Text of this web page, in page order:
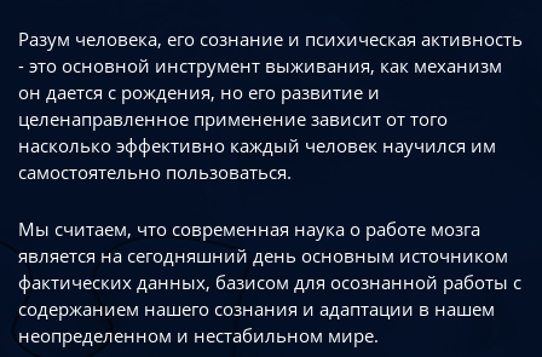
Разум человека, его сознание и психическая активность
- это основной инструмент выживания, как механизм
он дается с рождения, но его развитие и
целенаправленное применение зависит от того
насколько эффективно каждый человек научился им
самостоятельно пользоваться.
Мы считаем, что современная наука о работе мозга
является на сегодняшний день основным источником
фактических данных, базисом для осознанной работы с
содержанием нашего сознания и адаптации в нашем
неопределенном и нестабильном мире.